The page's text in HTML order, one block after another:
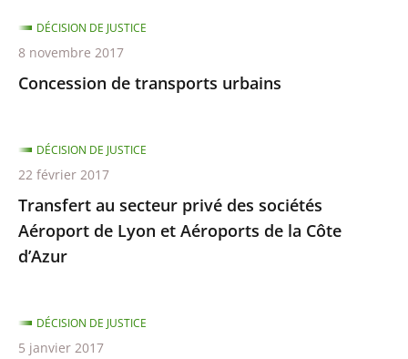
Concession de transports urbains
DÉCISION DE JUSTICE
8 novembre 2017
Transfert au secteur privé des sociétés
Aéroport de Lyon et Aéroports de la Côte
d’Azur
DÉCISION DE JUSTICE
22 février 2017
DÉCISION DE JUSTICE
5 janvier 2017